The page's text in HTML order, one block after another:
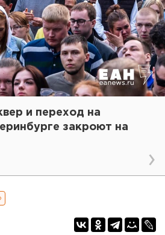
и переход на
закроют на